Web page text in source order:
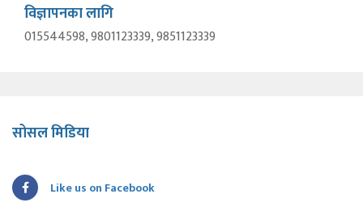
विज्ञापनका लागि
015544598, 9801123339, 9851123339
सोसल मिडिया
Like us on Facebook